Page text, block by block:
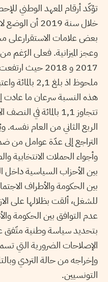
تؤكّد أرقام المعهد الوطني
خلال سنة 2019
بعض علامات
وعجز الميزانية. فعلى
2017 و 2018
ملحوظ اذ بلغ
هذه النسبة سرعان ما عادت
الربع الثاني من العام نفسه.
التراجع إلى عدّة عوامل من
وأجواء الحملات الانتخابية
بين الأحزاب السياسية داخل
بين الحكومة والأطراف
للشغل، ألقت بظلالها على
عدم التوافق بين الحكومة
بتحديد سياسة وطنية متّفق
الإصلاحات الضرورية التي
وإخراجه من حالة التردي
التونسيين.